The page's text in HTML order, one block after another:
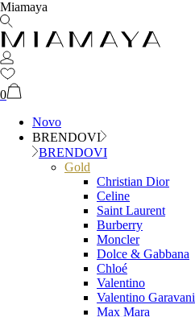
Miamaya
0
Novo
BRENDOVI
BRENDOVI
Gold
Christian Dior
Celine
Saint Laurent
Burberry
Moncler
Dolce & Gabbana
Chloé
Valentino
Valentino Garavani
Max Mara